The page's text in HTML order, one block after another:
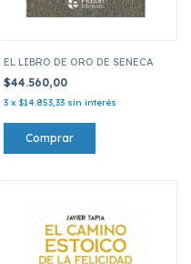
EL LIBRO DE ORO DE SENECA
$44.560,00
3 x $14.853,33 sin interés